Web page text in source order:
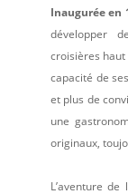
Inaugurée en
développer
croisières
capacité de
et plus de
une
originaux,
L’aventure